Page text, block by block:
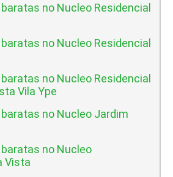
no Nucleo Residencial
no Nucleo Residencial
no Nucleo Residencial
Vila Ype
no Nucleo Jardim
no Nucleo
Vista